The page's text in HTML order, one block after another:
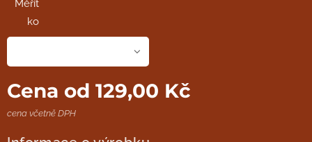
Měřít
ko
Cena od 129,00 Kč
cena včetně DPH